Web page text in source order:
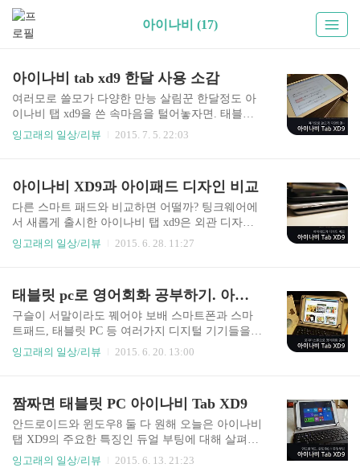
아이나비 (17)
아이나비 tab xd9 한달 사용 소감
여러모로 쓸모가 다양한 만능 살림꾼 한달정도 아
이나비 탭 xd9을 쓴 속마음을 털어놓자면. 태블릿
에 100프로 만족하지 못하는 나에게 딱인 제품이
하는 경우 만족도가 컸다. 이는 내 손에 익은 인터
페이스 탓도 있고 방대한 앱과 최적화된 퍼포먼스
성능, 특유의 사용자 인터페이스 때문이다. 그러나
단지 놀이와 같은 컨텐츠 소비가 아닌 학습과 생산
적인 도구로서의 활용도는 아이나비 탭 xd9에 손을
점을 갖는다. 예로 카메라를 찍고 SD카드에 넣어서
윈도우 그래픽 프로그램에서 편..
잉고래의 일상/리뷰 2015. 7. 5. 22:03
아이나비 XD9과 아이패드 디자인 비교
다른 스마트 패드와 비교하면 어떨까? 팅크웨어에
서 새롭게 출시한 아이나비 탭 xd9은 외관 디자인
이 썩 괜찮습니다. 이 부분은 처음 개봉기에서 말씀
부분이라, 궁금해 하실 분들을 위해 갖고있는 다른
제품들과 비교 컷을 찍어봤습니다~ ^^ 별로 꿀리지
않는걸? 비교에 사용한 제품은 애플의 뉴아이패드,
아이패드에어, LG G패드 7.0입니다. 전면, 후면, 측
면, 버튼 부분를 찍어봤는데요. 디자인 갑인 아이패
색 포인트 부분이 메탈부분과 좀 이질적인 느낌을
주는게 걸리네요. ..
잉고래의 일상/리뷰 2015. 6. 28. 11:27
태블릿 pc로 영어회화 공부하기. 아이나비 Tab XD9
구슬이 서말이라도 꿰어야 보배 스마트폰과 스마
트패드, 태블릿 PC 등 여러가지 디지털 기기들을
구입하기 전에 참고하는 부분 중 하나가 활용도입
잉고래는 아이들 영어학습 도구로서 활용하고 있
습니다. 기존의 PC전용 프로그램인 로제타스톤 디
지털버전을 스마트패드의 앱처럼 사용할 수 있어
서 편리하네요. 탭 XD9에서 로제타스톤 활용을 살
펴보았습니다. PC 전용 프로그램도 태블릿 앱처럼
잉고래의 일상/리뷰 2015. 6. 20. 13:00
짬짜면 태블릿 PC 아이나비 Tab XD9
안드로이드와 윈도우8 둘 다 원해 오늘은 아이나비
탭 XD9의 주요한 특징인 듀얼 부팅에 대해 살펴보
겠습니다. 오는 6월15일 팅크웨어에서 출시하는 새
잉고래의 일상/리뷰 2015. 6. 13. 21:23